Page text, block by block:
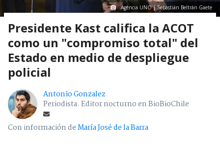
Agencia UNO | Sebastián Beltrán Gaete
Presidente Kast califica la ACOT
como un "compromiso total" del
Estado en medio de despliegue
policial
Antonio Gonzalez
Periodista. Editor nocturno en BioBioChile
Con información deMaría José de la Barra